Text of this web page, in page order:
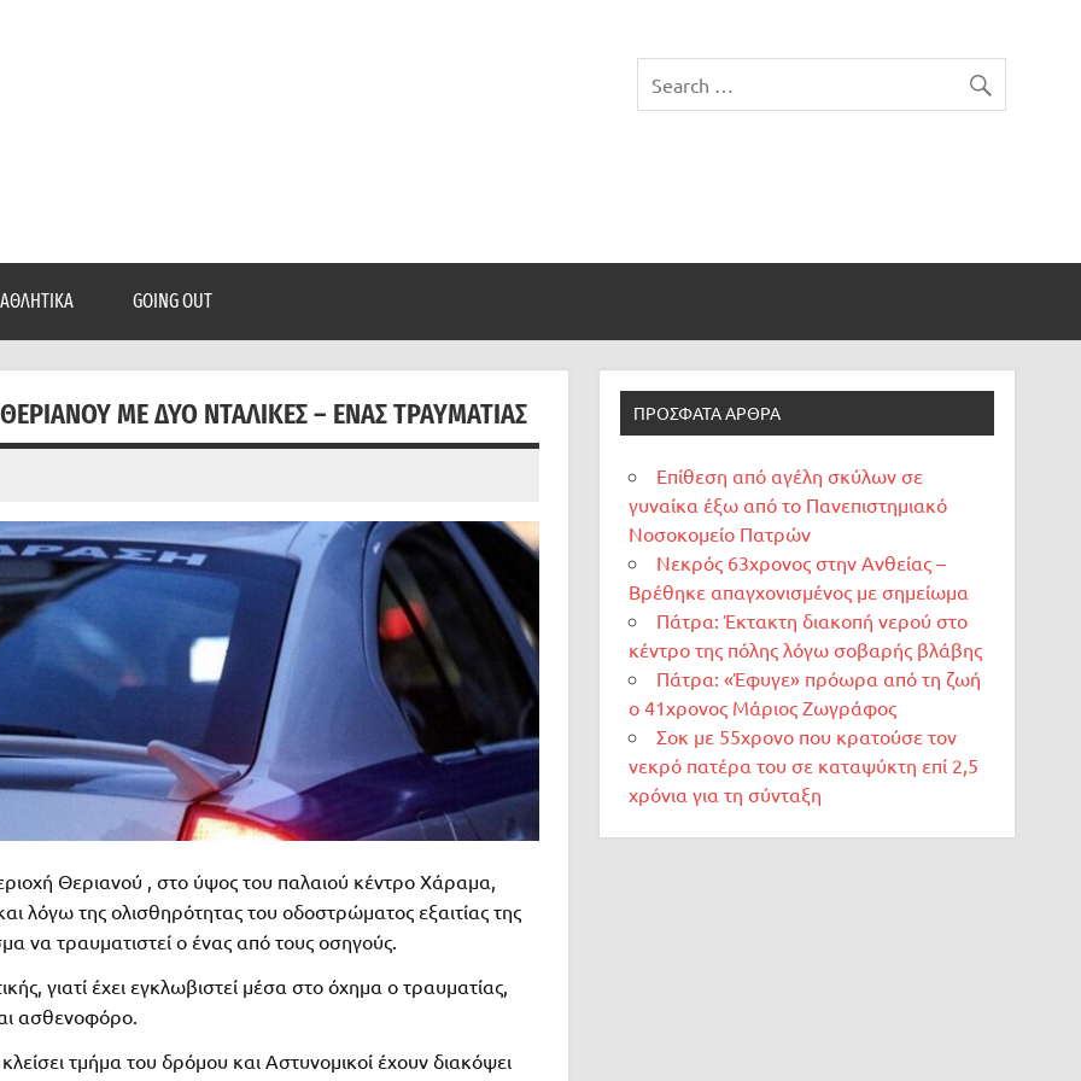
ΑΘΛΗΤΙΚΆ GOING OUT
ΜΕ ΔΎΟ ΝΤΑΛΊΚΕΣ – ΈΝΑΣ ΤΡΑΥΜΑΤΊΑΣ
Θεριανού , στο ύψος του παλαιού κέντρο Χάραμα,
λόγω της ολισθηρότητας του οδοστρώματος εξαιτίας της
να τραυματιστεί ο ένας από τους οσηγούς.
γιατί έχει εγκλωβιστεί μέσα στο όχημα ο τραυματίας,
ασθενοφόρο.
τμήμα του δρόμου και Αστυνομικοί έχουν διακόψει
ΠΡΌΣΦΑΤΑ ΆΡΘΡΑ
Επίθεση από αγέλη σκύλων σε
γυναίκα έξω από το Πανεπιστημιακό
Νοσοκομείο Πατρών
Νεκρός 63χρονος στην Ανθείας –
Βρέθηκε απαγχονισμένος με σημείωμα
Πάτρα: Έκτακτη διακοπή νερού στο
κέντρο της πόλης λόγω σοβαρής βλάβης
Πάτρα: «Έφυγε» πρόωρα από τη ζωή
ο 41χρονος Μάριος Ζωγράφος
Σοκ με 55χρονο που κρατούσε τον
νεκρό πατέρα του σε καταψύκτη επί 2,5
χρόνια για τη σύνταξη